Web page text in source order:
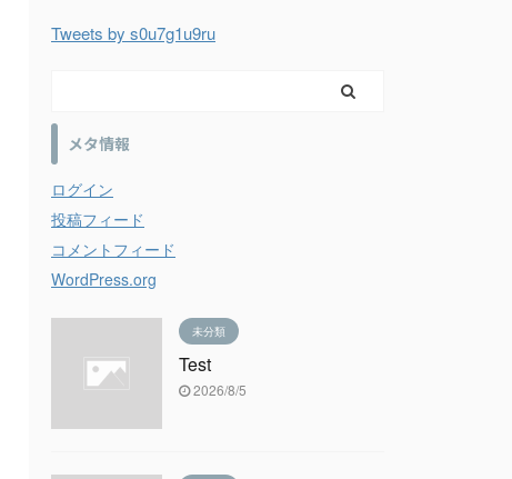
Tweets by s0u7g1u9ru
メタ情報
ログイン
投稿フィード
コメントフィード
WordPress.org
未分類
Test
2026/8/5